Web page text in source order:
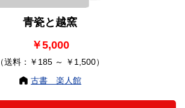
青瓷と越窯
￥5,000
（送料：￥185 ～ ￥1,500）
古書 楽人館